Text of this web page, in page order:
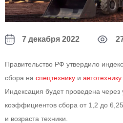
7 декабря 2022
Правительство РФ утвердило
сбора на спецтехнику и автотехнику
Индексация будет проведена
коэффициентов сбора от 1,2 до
и возраста техники.